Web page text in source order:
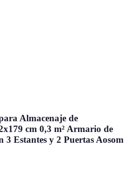
Almacenaje de
cm 0,3 m² Armario de
Estantes y 2 Puertas Aosom